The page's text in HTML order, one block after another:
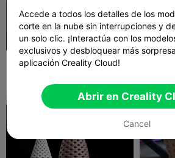
vanta · florero
Accede a todos los detalles de los
corte en la nube sin interrupciones y
un solo clic. ¡Interactúa con los
exclusivos y desbloquear más
aplicación Creality Cloud!
Abrir en Creality
Cancel